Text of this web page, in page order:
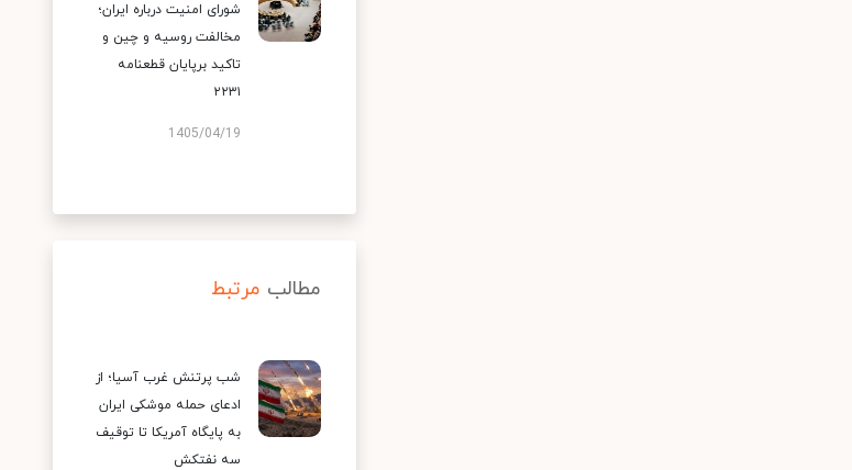
شورای امنیت درباره ایران؛
مخالفت روسیه و چین و
تاکید برپایان قطعنامه
۲۲۳۱
1405/04/19
مطالب مرتبط
شب پرتنش غرب آسیا؛ از
ادعای حمله موشکی ایران
به پایگاه آمریکا تا توقیف
سه نفتکش